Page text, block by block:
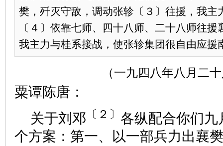
樊，歼灭守敌，调动张轸〔３〕往援，我主
〔４〕依靠七师、四十八师、二十八师往
我主力与桂系接战，使张轸集团很自由应援
（一九四八年八月二
粟谭陈唐：
关于刘邓 〔２〕 各纵配合你们九
个方案：第一、以一部兵力出襄